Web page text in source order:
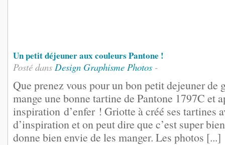
Un petit déjeuner aux couleurs Pantone !
Posté dans Design Graphisme Photos -
Que prenez vous pour un bon petit dejeuner de
mange une bonne tartine de Pantone 1797C et
inspiration d’enfer ! Griotte à créé ses tartines
d’inspiration et on peut dire que c’est super
donne bien envie de les manger. Les photos [...]